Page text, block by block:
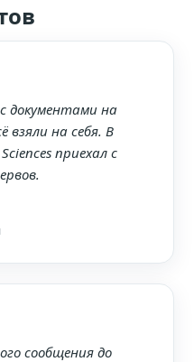
документами на
взяли на себя. В
приехал с
сообщения до